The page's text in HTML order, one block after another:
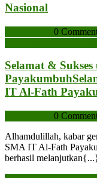
Nasional
0
Selamat &
Payakumbuh
IT Al-Fath
0
Alhamdulillah, kabar
SMA IT Al-Fath
berhasil